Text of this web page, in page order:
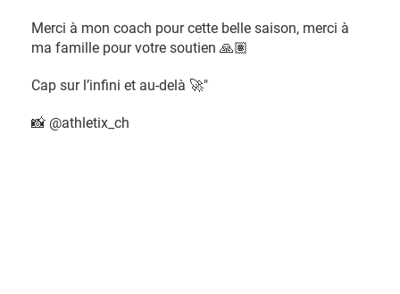
Merci à mon coach pour cette belle saison, merci à
ma famille pour votre soutien 🙏🏽
Cap sur l’infini et au-delà 🚀"
📸 @athletix_ch